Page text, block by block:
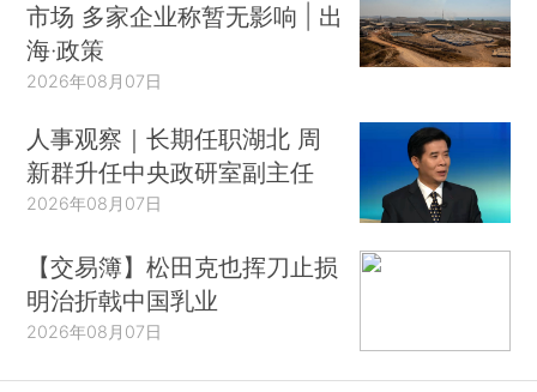
市场 多家企业称暂无影响 | 出
海·政策
2026年08月07日
人事观察｜长期任职湖北 周
新群升任中央政研室副主任
2026年08月07日
【交易簿】松田克也挥刀止损
明治折戟中国乳业
2026年08月07日